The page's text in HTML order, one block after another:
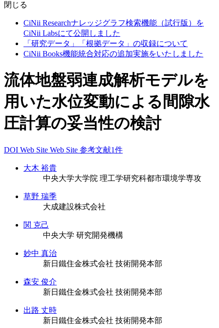
閉じる
CiNii Researchナレッジグラフ検索機能（試行版）を
CiNii Labsにて公開しました
「研究データ」「根拠データ」の収録について
CiNii Books機能統合対応の追加実施をいたしました
流体地盤弱連成解析モデルを
用いた水位変動による間隙水
圧計算の妥当性の検討
DOI Web Site Web Site 参考文献1件
大木 裕貴
中央大学大学院 理工学研究科都市環境学専攻
草野 瑞季
大成建設株式会社
関 克己
中央大学 研究開発機構
妙中 真治
新日鐵住金株式会社 技術開発本部
森安 俊介
新日鐵住金株式会社 技術開発本部
出路 丈時
新日鐵住金株式会社 技術開発本部